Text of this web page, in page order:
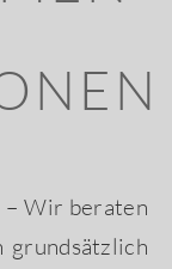
– Wir beraten
grundsätzlich